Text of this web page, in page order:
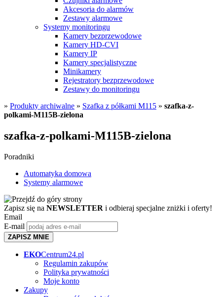
Akcesoria do alarmów
Zestawy alarmowe
Systemy monitoringu
Kamery bezprzewodowe
Kamery HD-CVI
Kamery IP
Kamery specjalistyczne
Minikamery
Rejestratory bezprzewodowe
Zestawy do monitoringu
» Produkty archiwalne » Szafka z półkami M115 » szafka-z-
polkami-M115B-zielona
szafka-z-polkami-M115B-zielona
Poradniki
Automatyka domowa
Systemy alarmowe
Zapisz się na NEWSLETTER i odbieraj specjalne zniżki i oferty!
Email
E-mail
ZAPISZ MNIE
EKOCentrum24.pl
Regulamin zakupów
Polityka prywatności
Moje konto
Zakupy